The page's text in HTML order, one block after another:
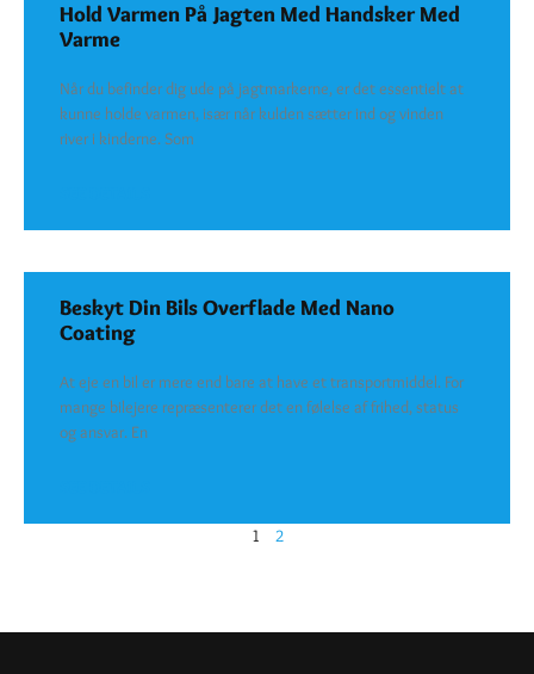
Hold Varmen På Jagten Med Handsker Med
Varme
Når du befinder dig ude på jagtmarkerne, er det essentielt at
kunne holde varmen, især når kulden sætter ind og vinden
river i kinderne. Som
Beskyt Din Bils Overflade Med Nano
Coating
At eje en bil er mere end bare at have et transportmiddel. For
mange bilejere repræsenterer det en følelse af frihed, status
og ansvar. En
1 2